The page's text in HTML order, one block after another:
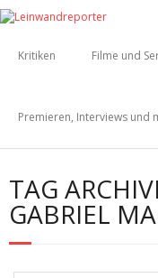
Kritiken Filme und
Premieren, Interviews und
TAG
GABRIEL